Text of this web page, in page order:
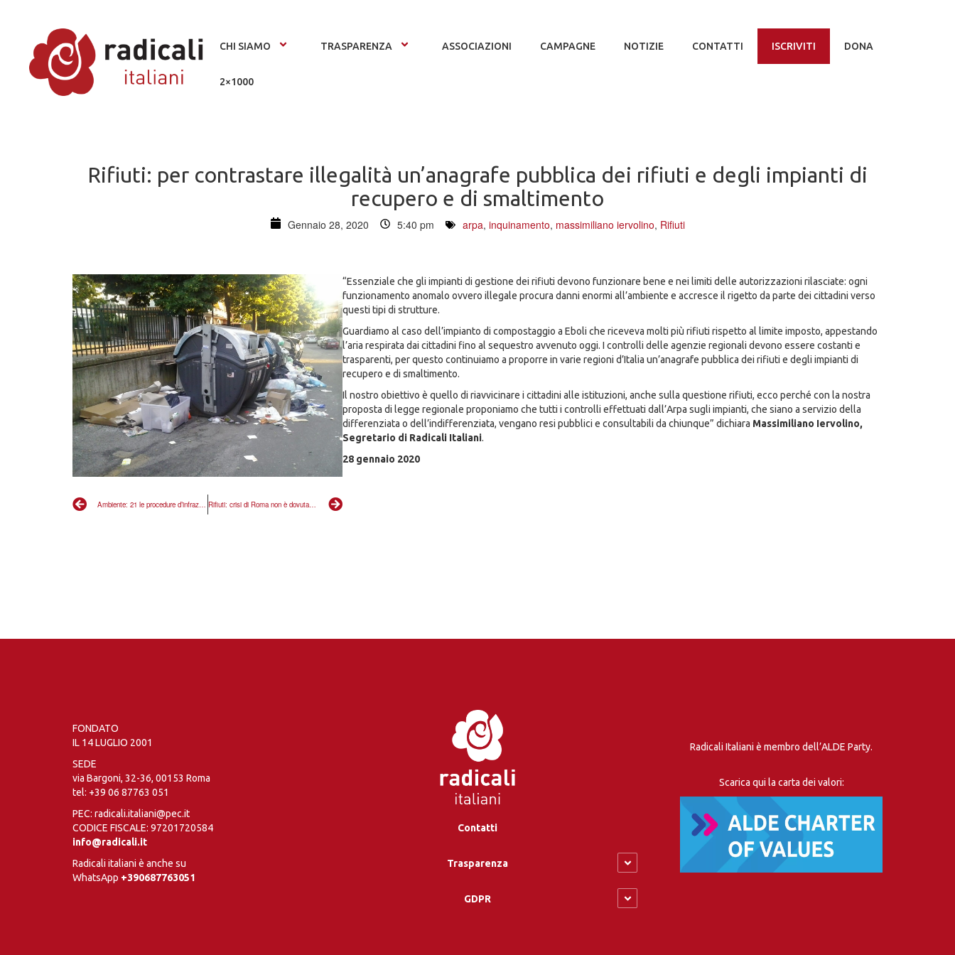
CHI SIAMO TRASPARENZA ASSOCIAZIONI CAMPAGNE NOTIZIE CONTATTI ISCRIVITI DONA
2×1000
Rifiuti: per contrastare illegalità un’anagrafe pubblica dei rifiuti e degli impianti di
recupero e di smaltimento
Gennaio 28, 2020 5:40 pm arpa, inquinamento, massimiliano iervolino, Rifiuti
Rifiuti: crisi di Roma non è dovuta alla chiusura di Malagrotta, ma alla mancanza di impianti
“Essenziale che gli impianti di gestione dei rifiuti devono funzionare bene e nei limiti delle autorizzazioni rilasciate: ogni
funzionamento anomalo ovvero illegale procura danni enormi all’ambiente e accresce il rigetto da parte dei cittadini verso
questi tipi di strutture.
Guardiamo al caso dell’impianto di compostaggio a Eboli che riceveva molti più rifiuti rispetto al limite imposto, appestando
l’aria respirata dai cittadini fino al sequestro avvenuto oggi. I controlli delle agenzie regionali devono essere costanti e
trasparenti, per questo continuiamo a proporre in varie regioni d’Italia un’anagrafe pubblica dei rifiuti e degli impianti di
recupero e di smaltimento.
Il nostro obiettivo è quello di riavvicinare i cittadini alle istituzioni, anche sulla questione rifiuti, ecco perché con la nostra
proposta di legge regionale proponiamo che tutti i controlli effettuati dall’Arpa sugli impianti, che siano a servizio della
differenziata o dell’indifferenziata, vengano resi pubblici e consultabili da chiunque” dichiara Massimiliano Iervolino,
Segretario di Radicali Italiani.
28 gennaio 2020
FONDATO
IL 14 LUGLIO 2001
SEDE
via Bargoni, 32-36, 00153 Roma
tel: +39 06 87763 051
PEC: radicali.italiani@pec.it
CODICE FISCALE: 97201720584
info@radicali.it
Radicali italiani è anche su
WhatsApp +390687763051
Contatti
Trasparenza
GDPR
Radicali Italiani è membro dell’ALDE Party.
Scarica qui la carta dei valori: